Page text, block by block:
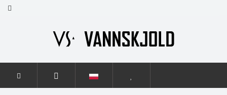
STRONA GŁÓWNA KOBIETY TREND TREND SUNNY